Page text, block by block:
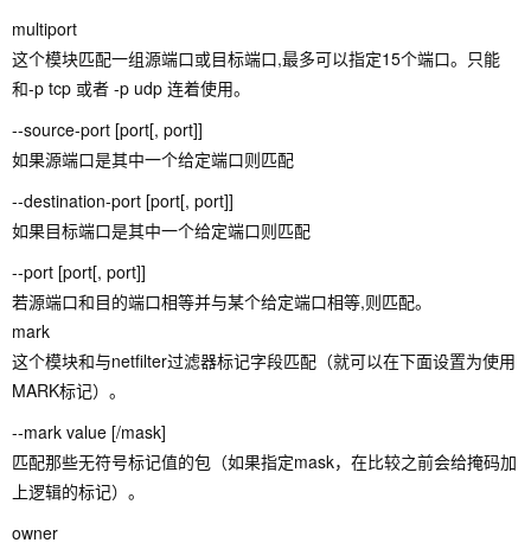
multiport
这个模块匹配一组源端口或目标端口,最多可以指定15个端口。只能
和-p tcp 或者 -p udp 连着使用。
--source-port [port[, port]]
如果源端口是其中一个给定端口则匹配
--destination-port [port[, port]]
如果目标端口是其中一个给定端口则匹配
--port [port[, port]]
若源端口和目的端口相等并与某个给定端口相等,则匹配。
mark
这个模块和与netfilter过滤器标记字段匹配（就可以在下面设置为使用
MARK标记）。
--mark value [/mask]
匹配那些无符号标记值的包（如果指定mask，在比较之前会给掩码加
上逻辑的标记）。
owner